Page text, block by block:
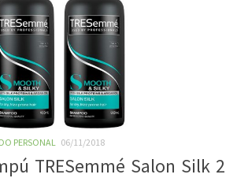
PERSONAL 06/11/2018
TRESemmé Salon Silk 2